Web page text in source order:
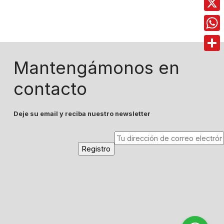
Mantengámonos en
contacto
Deje su email y reciba nuestro newsletter
X